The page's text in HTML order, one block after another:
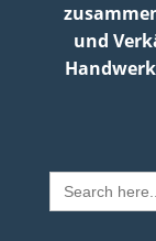
und
Search
for: